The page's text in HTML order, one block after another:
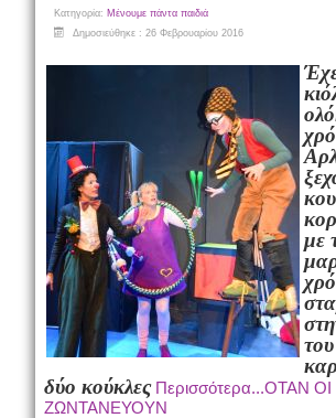
Κατηγορία: Μένουμε πάντα παιδιά
Δημοσιεύθηκε : 26 Φεβρουαρίου 2016
με
του
δύο κούκλες Περισσότερα...ΟΤΑΝ
ΖΩΝΤΑΝΕΥΟΥΝ